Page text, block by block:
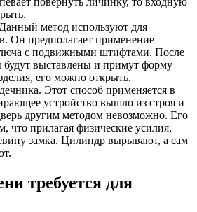
метод используют для
Он предполагает применение
с подвижными штифтами. После
выставлены и примут форму
его можно открыть.
Этот способ применяется в
устройство вышло из строя и
другим методом невозможно. Его
что прилагая физические усилия,
замка. Цилиндр вырывают, а сам
требуется для